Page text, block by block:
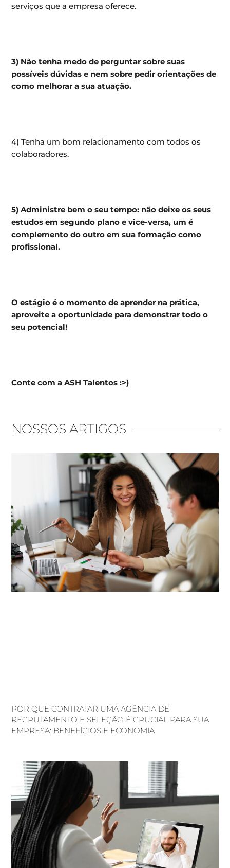
serviços que a empresa oferece.
3) Não tenha medo de perguntar sobre suas
possíveis dúvidas e nem sobre pedir orientações de
como melhorar a sua atuação.
4) Tenha um bom relacionamento com todos os
colaboradores.
5) Administre bem o seu tempo: não deixe os seus
estudos em segundo plano e vice-versa, um é
complemento do outro em sua formação como
profissional.
O estágio é o momento de aprender na prática,
aproveite a oportunidade para demonstrar todo o
seu potencial!
Conte com a ASH Talentos :>)
NOSSOS ARTIGOS
POR QUE CONTRATAR UMA AGÊNCIA DE
RECRUTAMENTO E SELEÇÃO É CRUCIAL PARA SUA
EMPRESA: BENEFÍCIOS E ECONOMIA